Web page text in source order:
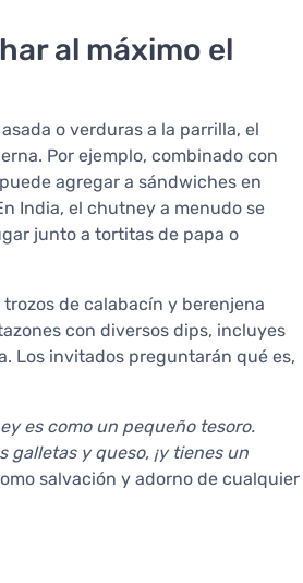
al máximo el
o verduras a la parrilla, el
Por ejemplo, combinado con
agregar a sándwiches en
India, el chutney a menudo se
junto a tortitas de papa o
de calabacín y berenjena
con diversos dips, incluyes
Los invitados preguntarán qué es,
es como un pequeño tesoro.
galletas y queso, ¡y tienes un
salvación y adorno de cualquier